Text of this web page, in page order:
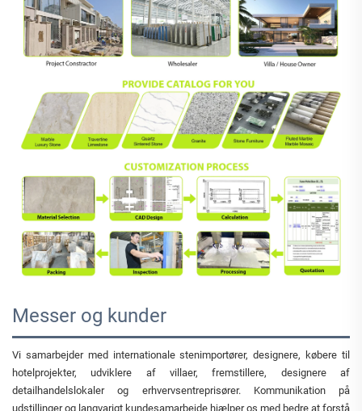
Messer og kunder
Vi samarbejder med internationale stenimportører, designere, købere til
hotelprojekter, udviklere af villaer, fremstillere, designere af
detailhandelslokaler og erhvervsentreprisører. Kommunikation på
udstillinger og langvarigt kundesamarbejde hjælper os med bedre at forstå